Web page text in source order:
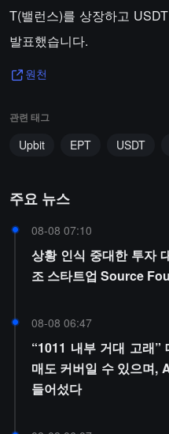
T(밸런스)를 상장하고
발표했습니다.
원천
관련 태그
Upbit EPT USDT
주요 뉴스
08-08 07:10
상황 인식 중대한 투자
조 스타트업 Source
08-08 06:47
“1011 내부 거대 고래”
매도 커버일 수 있으며,
들어섰다